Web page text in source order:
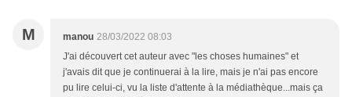
M manou 28/03/2022 08:03
J'ai découvert cet auteur avec "les choses humaines" et
j'avais dit que je continuerai à la lire, mais je n'ai pas encore
pu lire celui-ci, vu la liste d'attente à la médiathèque...mais ça